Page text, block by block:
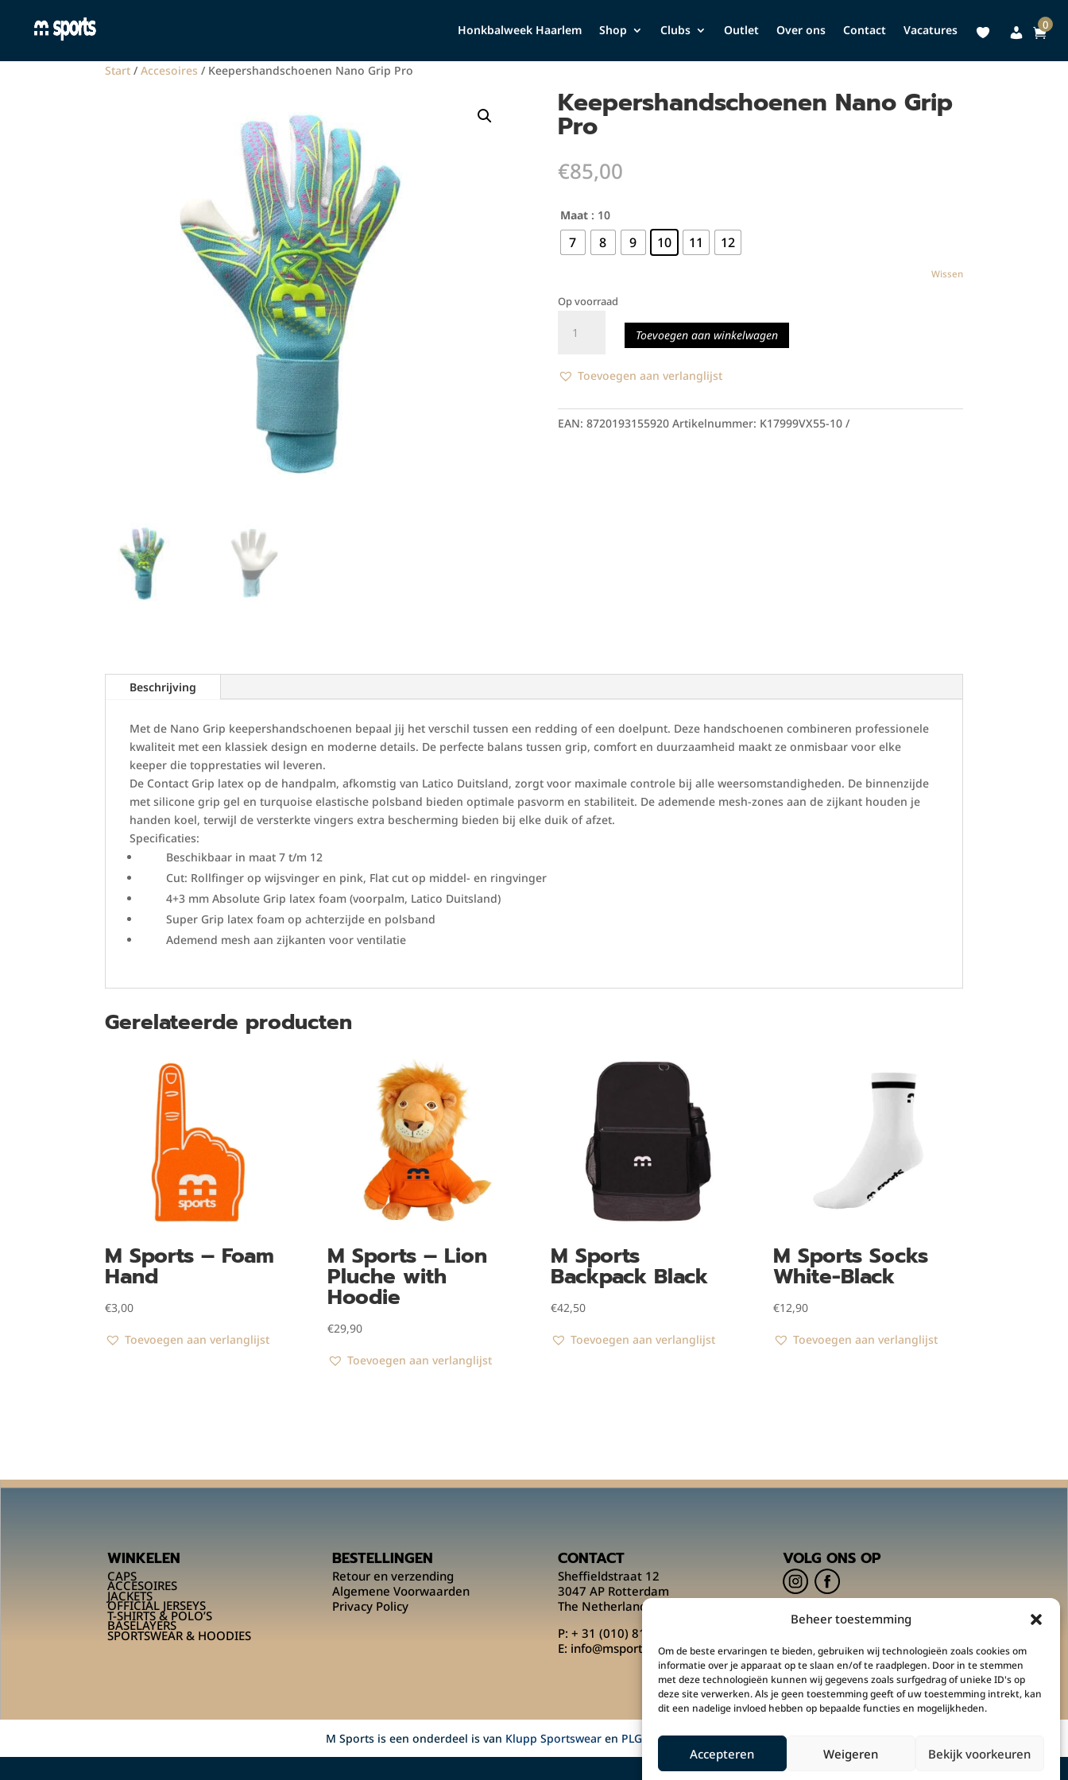
Beheer toestemming
Om de beste ervaringen te bieden, gebruiken wij technologieën zoals cookies om
informatie over je apparaat op te slaan en/of te raadplegen. Door in te stemmen
met deze technologieën kunnen wij gegevens zoals surfgedrag of unieke ID's op
deze site verwerken. Als je geen toestemming geeft of uw toestemming intrekt, kan
dit een nadelige invloed hebben op bepaalde functies en mogelijkheden.
Accepteren Weigeren Bekijk voorkeuren
Honkbalweek Haarlem Shop Clubs Outlet Over ons Contact Vacatures 0
Start / Accesoires / Keepershandschoenen Nano Grip Pro
Keepershandschoenen Nano Grip
Pro
€85,00
Maat : 10
7 8 9 10 11 12
Wissen
Op voorraad
Keepershandschoenen
Nano
Pro
Toevoegen aan winkelwagen
Toevoegen aan verlanglijst
EAN: 8720193155920 Artikelnummer: K17999VX55-10
Beschrijving
Met de Nano Grip keepershandschoenen bepaal jij het verschil tussen een redding of een doelpunt. Deze handschoenen combineren professionele
kwaliteit met een klassiek design en moderne details. De perfecte balans tussen grip, comfort en duurzaamheid maakt ze onmisbaar voor elke
keeper die topprestaties wil leveren.
De Contact Grip latex op de handpalm, afkomstig van Latico Duitsland, zorgt voor maximale controle bij alle weersomstandigheden. De binnenzijde
met silicone grip gel en turquoise elastische polsband bieden optimale pasvorm en stabiliteit. De ademende mesh-zones aan de zijkant houden je
handen koel, terwijl de versterkte vingers extra bescherming bieden bij elke duik of afzet.
Specificaties:
Beschikbaar in maat 7 t/m 12
Cut: Rollfinger op wijsvinger en pink, Flat cut op middel- en ringvinger
4+3 mm Absolute Grip latex foam (voorpalm, Latico Duitsland)
Super Grip latex foam op achterzijde en polsband
Ademend mesh aan zijkanten voor ventilatie
Gerelateerde producten
M Sports – Foam
Hand
€3,00
Toevoegen aan verlanglijst
M Sports – Lion
Pluche with
Hoodie
€29,90
Toevoegen aan verlanglijst
M Sports
Backpack Black
€42,50
Toevoegen aan verlanglijst
M Sports Socks
White-Black
€12,90
Toevoegen aan verlanglijst
WINKELEN
CAPS
ACCESOIRES
JACKETS
OFFICIAL JERSEYS
T-SHIRTS & POLO’S
BASELAYERS
SPORTSWEAR & HOODIES
BESTELLINGEN
Retour en verzending
Algemene Voorwaarden
Privacy Policy
CONTACT
Sheffieldstraat 12
3047 AP Rotterdam
The Netherlands
P: + 31 (010) 818 00 08
E: info@msportsofficial.com
VOLG ONS OP
M Sports is een onderdeel is van Klupp Sportswearen PLG Concepts.